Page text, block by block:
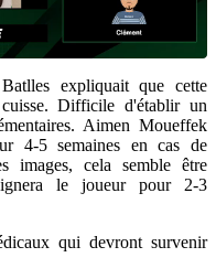
expliquait que cette
Difficile d'établir un
Aimen Moueffek
4-5 semaines en cas de
images, cela semble être
le joueur pour 2-3
qui devront survenir